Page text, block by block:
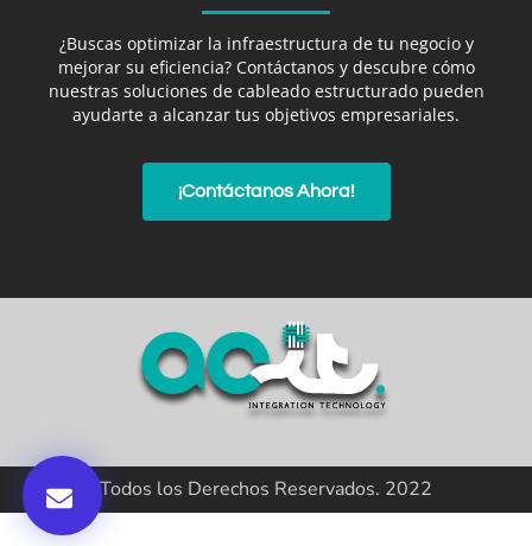
¿Buscas optimizar la infraestructura de tu negocio y
mejorar su eficiencia? Contáctanos y descubre cómo
nuestras soluciones de cableado estructurado pueden
ayudarte a alcanzar tus objetivos empresariales.
¡Contáctanos Ahora!
Todos los Derechos Reservados. 2022